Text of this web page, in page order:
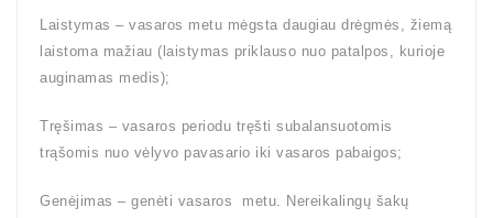
Laistymas – vasaros metu mėgsta daugiau drėgmės, žiemą
laistoma mažiau (laistymas priklauso nuo patalpos, kurioje
auginamas medis);
Tręšimas – vasaros periodu tręšti subalansuotomis
trąšomis nuo vėlyvo pavasario iki vasaros pabaigos;
Genėjimas – genėti vasaros metu. Nereikalingų šakų